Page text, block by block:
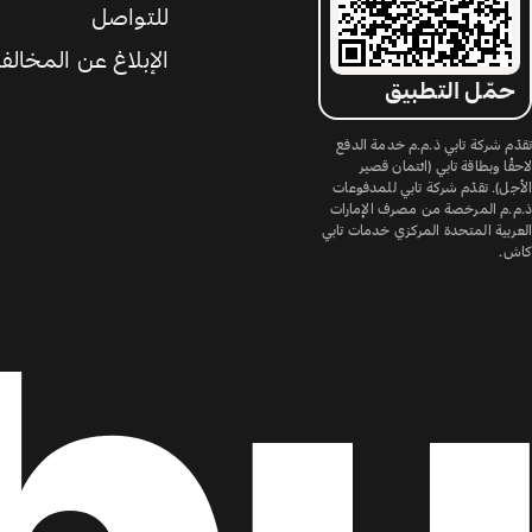
حمّل التطبيق
تقدّم شركة تابي ذ.م.م خدمة الدفع
لاحقًا وبطاقة تابي (ائتمان قصير
الأجل). تقدّم شركة تابي للمدفوعات
ذ.م.م المرخصة من مصرف الإمارات
العربية المتحدة المركزي خدمات تابي
كاش.
للتواصل
الإبلاغ عن